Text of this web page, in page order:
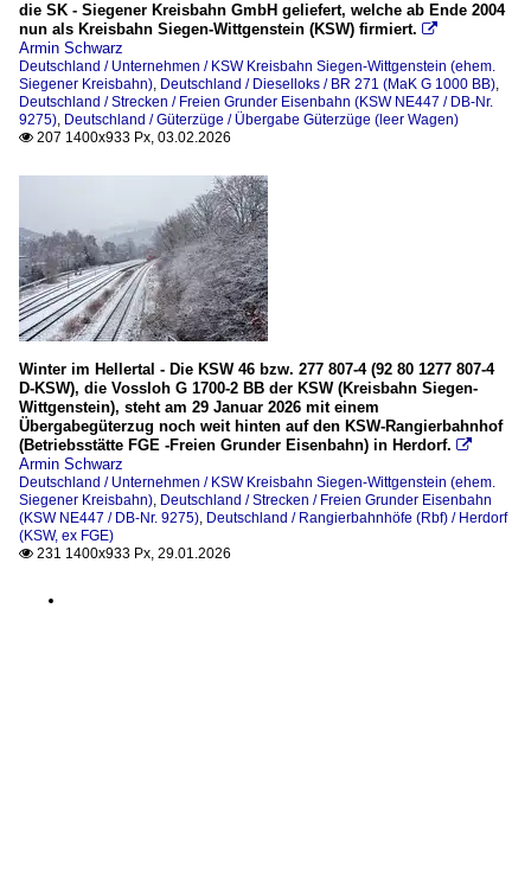
die SK - Siegener Kreisbahn GmbH geliefert, welche ab Ende 2004
nun als Kreisbahn Siegen-Wittgenstein (KSW) firmiert. 
Armin Schwarz
Deutschland / Unternehmen / KSW Kreisbahn Siegen-Wittgenstein (ehem.
Siegener Kreisbahn) Deutschland / Dieselloks / BR 271 (MaK G 1000 BB)
Deutschland / Strecken / Freien Grunder Eisenbahn (KSW NE447 / DB-Nr.
9275) Deutschland / Güterzüge / Übergabe Güterzüge (leer Wagen)
 207 1400x933 Px, 03.02.2026
Winter im Hellertal - Die KSW 46 bzw. 277 807-4 (92 80 1277 807-4
D-KSW), die Vossloh G 1700-2 BB der KSW (Kreisbahn Siegen-
Wittgenstein), steht am 29 Januar 2026 mit einem
Übergabegüterzug noch weit hinten auf den KSW-Rangierbahnhof
(Betriebsstätte FGE -Freien Grunder Eisenbahn) in Herdorf. 
Armin Schwarz
Deutschland / Unternehmen / KSW Kreisbahn Siegen-Wittgenstein (ehem.
Siegener Kreisbahn) Deutschland / Strecken / Freien Grunder Eisenbahn
(KSW NE447 / DB-Nr. 9275) Deutschland / Rangierbahnhöfe (Rbf) / Herdorf
(KSW, ex FGE)
 231 1400x933 Px, 29.01.2026